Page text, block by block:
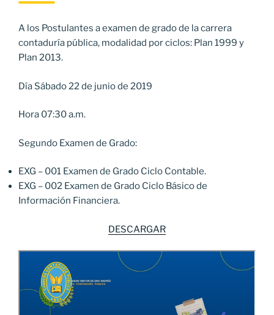
A los Postulantes a examen de grado de la carrera
contaduría pública, modalidad por ciclos: Plan 1999 y
Plan 2013.
Día Sábado 22 de junio de 2019
Hora 07:30 a.m.
Segundo Examen de Grado:
EXG – 001 Examen de Grado Ciclo Contable.
EXG – 002 Examen de Grado Ciclo Básico de
Información Financiera.
DESCARGAR